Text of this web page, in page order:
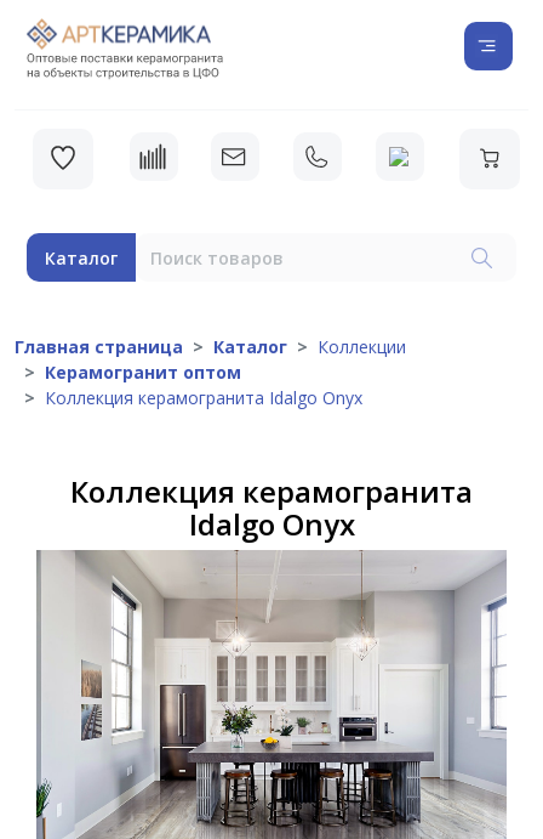
Каталог
Главная страница Каталог
Коллекции
Керамогранит оптом
Коллекция керамогранита Idalgo Onyx
Коллекция керамогранита
Idalgo Onyx